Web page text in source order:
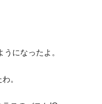
になったよ。
。